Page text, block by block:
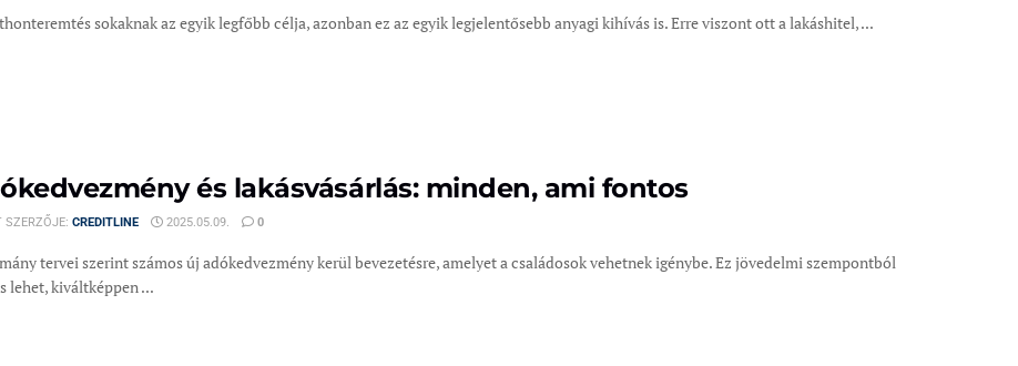
sokaknak az egyik legfőbb célja, azonban ez az egyik legjelentősebb anyagi kihívás is. Erre viszont ott a lakáshitel, ...
és lakásvásárlás: minden, ami fontos
SZERZŐJE: CREDITLINE 2025.05.09. 0
tervei szerint számos új adókedvezmény kerül bevezetésre, amelyet a családosok vehetnek igénybe. Ez jövedelmi szempontból
lehet, kiváltképpen ...